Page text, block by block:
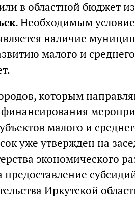
в областной бюджет
. Необходимым
наличие
малого и среднего
которым
малого и
уже утвержден на
экономического
Иркутской